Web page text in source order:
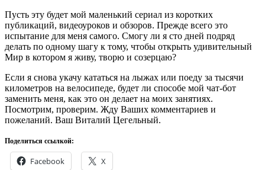
Пусть эту будет мой маленький сериал из коротких
публикаций, видеоуроков и обзоров. Прежде всего это
испытание для меня самого. Смогу ли я сто дней подряд
делать по одному шагу к тому, чтобы открыть удивительный
Мир в котором я живу, творю и созерцаю?
Если я снова укачу кататься на лыжах или поеду за тысячи
километров на велосипеде, будет ли способе мой чат-бот
заменить меня, как это он делает на моих занятиях.
Посмотрим, проверим. Жду Ваших комментариев и
пожеланий. Ваш Виталий Цегельный.
Поделиться ссылкой:
Facebook X